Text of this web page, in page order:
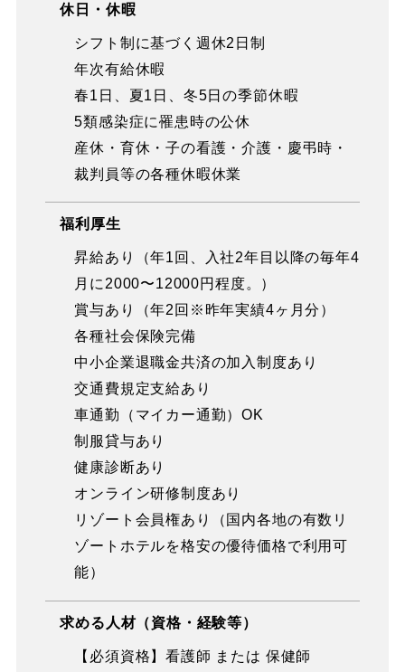
休日・休暇
シフト制に基づく週休2日制
年次有給休暇
春1日、夏1日、冬5日の季節休暇
5類感染症に罹患時の公休
産休・育休・子の看護・介護・慶弔時・
裁判員等の各種休暇休業
福利厚生
昇給あり（年1回、入社2年目以降の毎年4
月に2000〜12000円程度。）
賞与あり（年2回※昨年実績4ヶ月分）
各種社会保険完備
中小企業退職金共済の加入制度あり
交通費規定支給あり
車通勤（マイカー通勤）OK
制服貸与あり
健康診断あり
オンライン研修制度あり
リゾート会員権あり（国内各地の有数リ
ゾートホテルを格安の優待価格で利用可
能）
求める人材（資格・経験等）
【必須資格】看護師 または 保健師